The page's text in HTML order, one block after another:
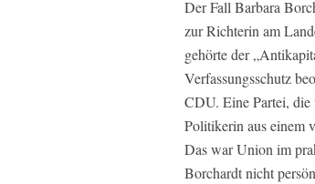
Der Fall Barbara
zur Richterin am
gehörte der
Verfassungsschutz
CDU. Eine Partei, die
Politikerin aus einem
Das war Union im
Borchardt nicht